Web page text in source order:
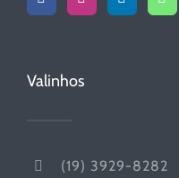
Valinhos
(19) 3929-8282